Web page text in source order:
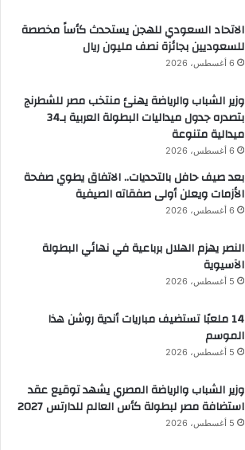
الاتحاد السعودي للهجن يستحدث كأساً مخصصة
للسعوديين بجائزة نصف مليون ريال
6 أغسطس، 2026
وزير الشباب والرياضة يهنئ منتخب مصر للشطرنج
بتصدره جدول ميداليات البطولة العربية بـ34
ميدالية متنوعة
6 أغسطس، 2026
بعد صيف حافل بالتحديات.. الاتفاق يطوي صفحة
الأزمات ويعلن أولى صفقاته الصيفية
6 أغسطس، 2026
النصر يهزم الهلال برباعية في نهائي البطولة
الآسيوية
5 أغسطس، 2026
14 ملعبًا تستضيف مباريات أندية روشن هذا
الموسم
5 أغسطس، 2026
وزير الشباب والرياضة المصري يشهد توقيع عقد
استضافة مصر لبطولة كأس العالم للدارتس 2027
5 أغسطس، 2026